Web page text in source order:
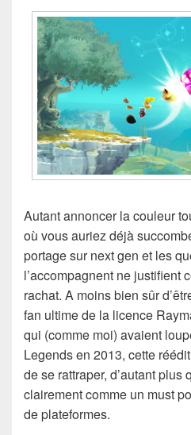
Autant annoncer la couleur
où vous auriez déjà
portage sur next gen et les
l’accompagnent ne justifient
rachat. A moins bien sûr
fan ultime de la licence
qui (comme moi) avaient
Legends en 2013, cette
de se rattraper, d’autant plus
clairement comme un must
de plateformes.